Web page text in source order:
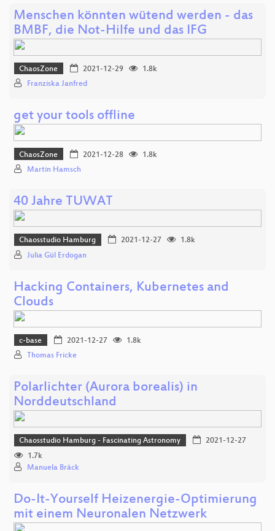
Menschen könnten wütend werden - das
BMBF, die Not-Hilfe und das IFG
ChaosZone 2021-12-29
1.8k
Franziska Janfred
get your tools offline
ChaosZone 2021-12-28
1.8k
Martin Hamsch
40 Jahre TUWAT
Chaosstudio Hamburg 2021-12-27
1.8k
Julia Gül Erdogan
Hacking Containers, Kubernetes and
Clouds
c-base 2021-12-27
1.8k
Thomas Fricke
Polarlichter (Aurora borealis) in
Norddeutschland
Chaosstudio Hamburg - Fascinating Astronomy
2021-12-27
1.7k
Manuela Bräck
Do-It-Yourself Heizenergie-Optimierung
mit einem Neuronalen Netzwerk